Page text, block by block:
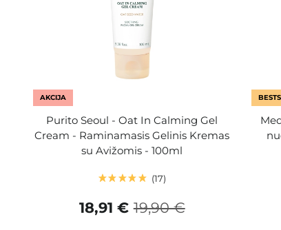
AKCIJA
Purito Seoul - Oat In Calming Gel
Cream - Raminamasis Gelinis Kremas
su Avižomis - 100ml
17
19,90 €
18,91 €